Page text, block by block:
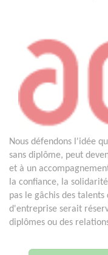
Nous défendons l'idée
sans diplôme, peut
et à un
la confiance, la
pas le gâchis des
d'entreprise serait
diplômes ou des